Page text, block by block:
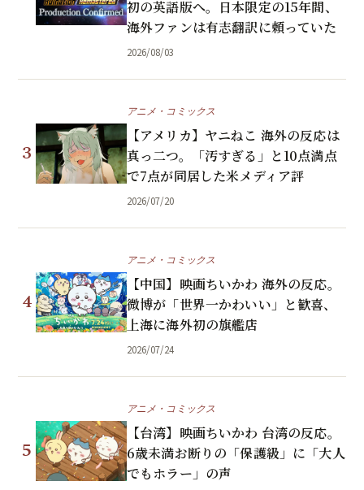
初の英語版へ。日本限定の15年間、
海外ファンは有志翻訳に頼っていた
2026/08/03
3
アニメ・コミックス
【アメリカ】ヤニねこ 海外の反応は
真っ二つ。「汚すぎる」と10点満点
で7点が同居した米メディア評
2026/07/20
4
アニメ・コミックス
【中国】映画ちいかわ 海外の反応。
微博が「世界一かわいい」と歓喜、
上海に海外初の旗艦店
2026/07/24
5
アニメ・コミックス
【台湾】映画ちいかわ 台湾の反応。
6歳未満お断りの「保護級」に「大人
でもホラー」の声